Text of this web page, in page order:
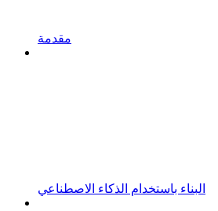
مقدمة
البناء باستخدام الذكاء الاصطناعي